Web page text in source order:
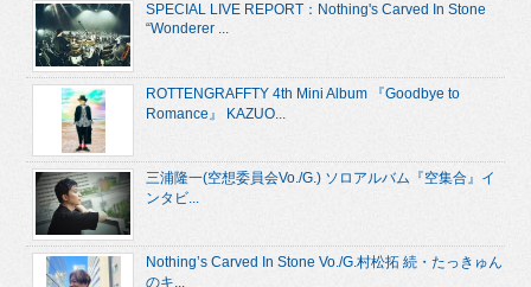
SPECIAL LIVE REPORT：Nothing's Carved In Stone
“Wonderer ...
ROTTENGRAFFTY 4th Mini Album 『Goodbye to
Romance』 KAZUO...
三浦隆一(空想委員会Vo./G.) ソロアルバム『空集合』イ
ンタビ...
Nothing’s Carved In Stone Vo./G.村松拓 続・たっきゅん
のキ...